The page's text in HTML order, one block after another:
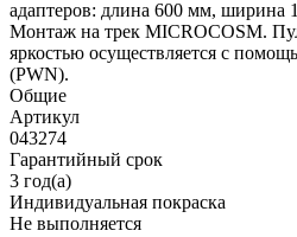
адаптеров: длина 600 мм, ширина
Монтаж на трек MICROCOSM.
яркостью осуществляется с
(PWN).
Общие
Артикул
043274
Гарантийный срок
3 год(а)
Индивидуальная покраска
Не выполняется